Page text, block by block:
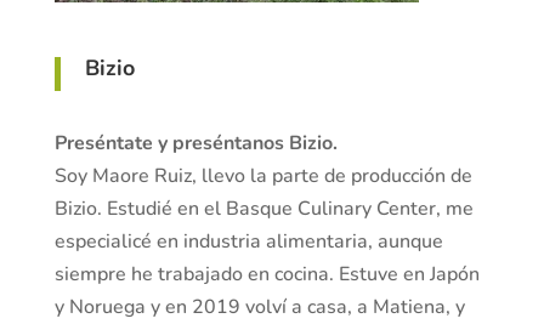
Bizio
Preséntate y preséntanos Bizio.
Soy Maore Ruiz, llevo la parte de producción de
Bizio. Estudié en el Basque Culinary Center, me
especialicé en industria alimentaria, aunque
siempre he trabajado en cocina. Estuve en Japón
y Noruega y en 2019 volví a casa, a Matiena, y